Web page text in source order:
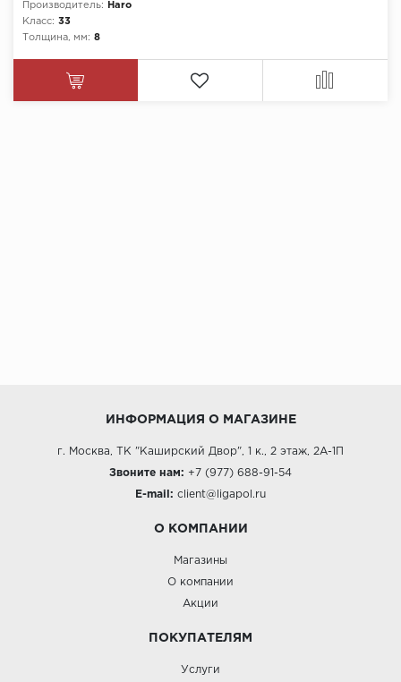
Производитель:
Haro
Класс: 33
Толщина, мм: 8
ИНФОРМАЦИЯ О МАГАЗИНЕ
г. Москва, ТК "Каширский Двор", 1 к., 2 этаж, 2А-1П
Звоните нам: +7 (977) 688-91-54
E-mail: client@ligapol.ru
О КОМПАНИИ
Магазины
О компании
Акции
ПОКУПАТЕЛЯМ
Услуги